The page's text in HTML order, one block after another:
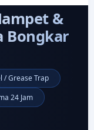
&
Bongkar
/ Grease Trap
24 Jam